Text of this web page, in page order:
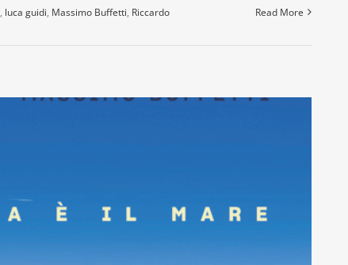
, luca guidi, Massimo Buffetti, Riccardo
Read More